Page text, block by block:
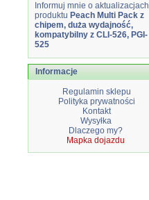
Informuj mnie o aktualizacjach
produktu Peach Multi Pack z
chipem, duża wydajność,
kompatybilny z CLI-526, PGI-
525
Informacje
Regulamin sklepu
Polityka prywatności
Kontakt
Wysyłka
Dlaczego my?
Mapka dojazdu